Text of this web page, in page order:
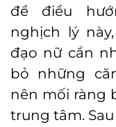
để điều
nghịch lý
đạo nữ cần
bỏ những
nên mối ràng
trung tâm.